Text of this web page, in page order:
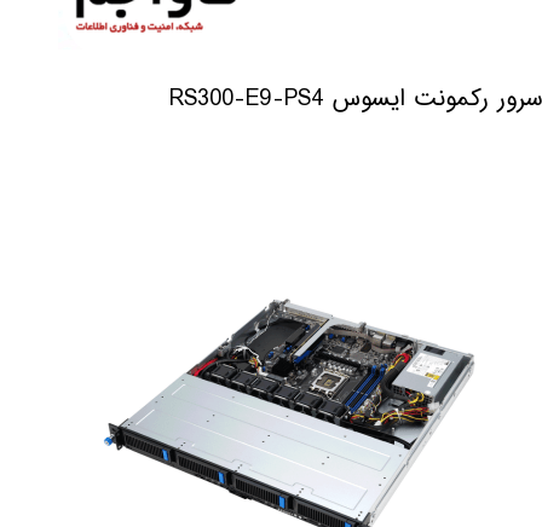
سرور رکمونت ایسوس RS300-E9-PS4